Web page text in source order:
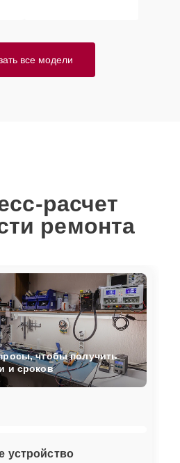
все модели
расчет
ремонта
устройство
чтобы получить
и сроков